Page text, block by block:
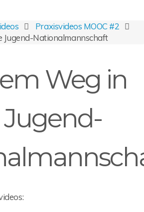
Praxisvideos MOOC #2
Jugend-Nationalmannschaft
Weg in